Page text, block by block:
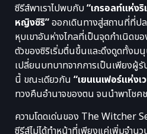
ซีรีส์พาเราไปพบกับ“เกรอลท์แห่งริ
หญิงซิริ”ออกเดินทางสู่สถานที่ที่ป
หุบเขาอันห่างไกลที่เป็นจุดกำเนิดข
ตัวของซิริเริ่มตื่นขึ้นและดึงดูดทั้งม
เปลี่ยนบทบาทจากการเป็นเพียงผู้
นี้ ขณะเดียวกัน “เยนเนเฟอร์แห่งเ
ทวงคืนอำนาจของตน จนนำพาโชค
ความโดดเด่นของ The Witcher